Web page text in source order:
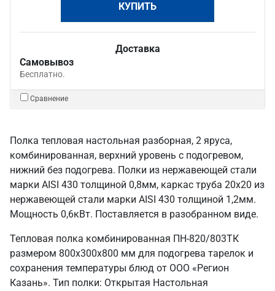
КУПИТЬ
Доставка
Самовывоз
Бесплатно.
Сравнение
Полка тепловая настольная разборная, 2 яруса,
комбинированная, верхний уровень с подогревом,
нижний без подогрева. Полки из нержавеющей стали
марки AISI 430 толщиной 0,8мм, каркас труба 20х20 из
нержавеющей стали марки AISI 430 толщиной 1,2мм.
Мощность 0,6кВт. Поставляется в разобранном виде.
Тепловая полка комбинированная ПН-820/803ТК
размером 800х300х800 мм для подогрева тарелок и
сохранения температуры блюд от ООО «Регион
Казань». Тип полки: Открытая Настольная